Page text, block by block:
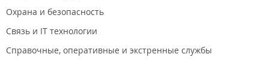
Охрана и безопасность
Связь и IT технологии
Справочные, оперативные и экстренные службы